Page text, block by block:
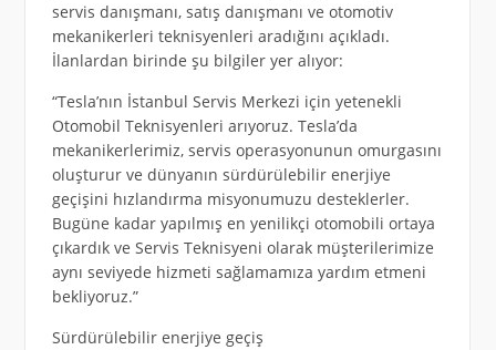
servis danışmanı, satış danışmanı ve otomotiv
mekanikerleri teknisyenleri aradığını açıkladı.
İlanlardan birinde şu bilgiler yer alıyor:
“Tesla’nın İstanbul Servis Merkezi için yetenekli
Otomobil Teknisyenleri arıyoruz. Tesla’da
mekanikerlerimiz, servis operasyonunun omurgasını
oluşturur ve dünyanın sürdürülebilir enerjiye
geçişini hızlandırma misyonumuzu desteklerler.
Bugüne kadar yapılmış en yenilikçi otomobili ortaya
çıkardık ve Servis Teknisyeni olarak müşterilerimize
aynı seviyede hizmeti sağlamamıza yardım etmeni
bekliyoruz.”
Sürdürülebilir enerjiye geçiş